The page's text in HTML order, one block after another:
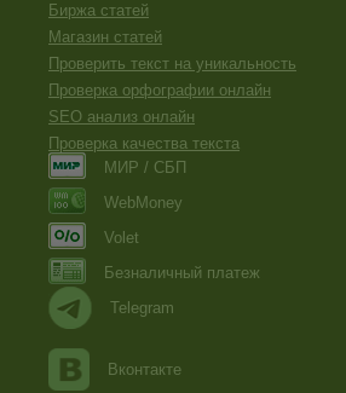
Биржа статей
Магазин статей
Проверить текст на уникальность
Проверка орфографии онлайн
SEO анализ онлайн
Проверка качества текста
МИР / СБП
WebMoney
Volet
Безналичный платеж
Telegram
Вконтакте